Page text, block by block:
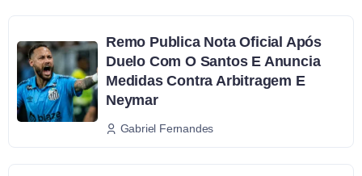
Remo Publica Nota Oficial Após
Duelo Com O Santos E Anuncia
Medidas Contra Arbitragem E
Neymar
Gabriel Fernandes